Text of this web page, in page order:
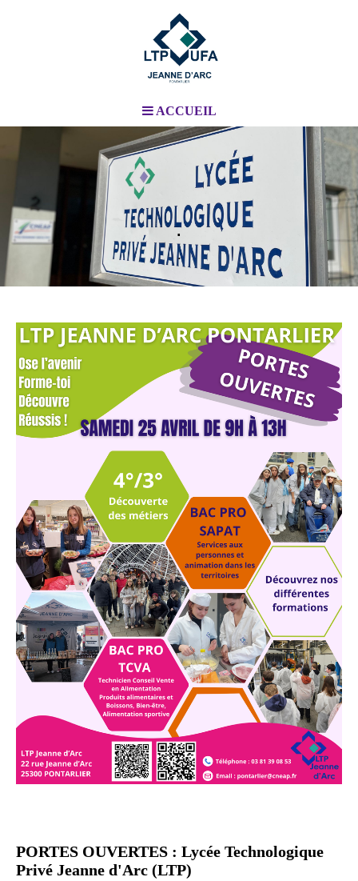
ACCUEIL
.
.
PORTES OUVERTES : Lycée Technologique
Privé Jeanne d'Arc (LTP)